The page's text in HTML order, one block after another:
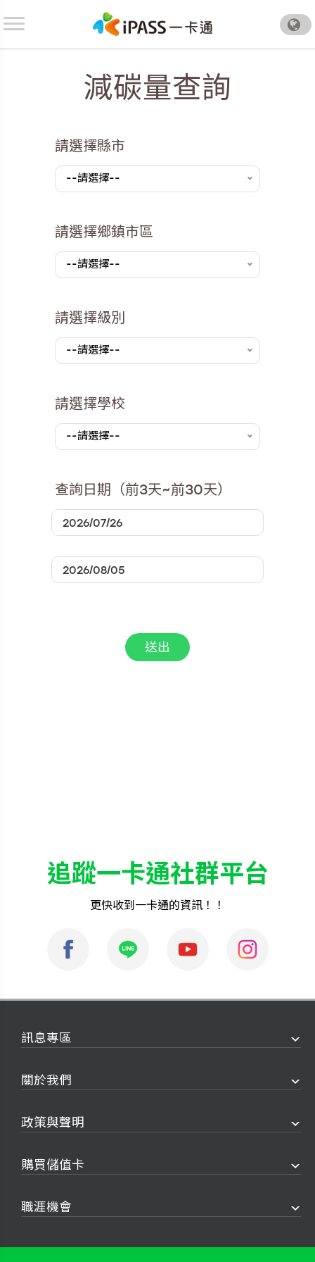
.
減碳量查詢
請選擇縣市
--請選擇--
請選擇鄉鎮市區
--請選擇--
請選擇級別
--請選擇--
請選擇學校
--請選擇--
查詢日期（前3天~前30天）
.
追蹤一卡通社群平台
更快收到一卡通的資訊！！
訊息專區
關於我們
政策與聲明
購買儲值卡
職涯機會